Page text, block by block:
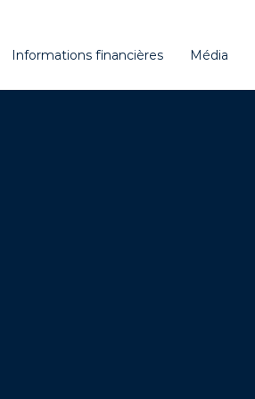
Informations financières Média